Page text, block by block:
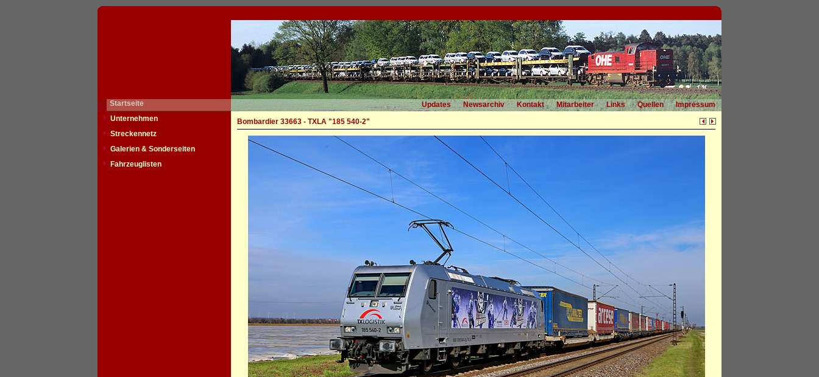
Startseite Updates Newsarchiv Kontakt Mitarbeiter Links Quellen
Impressum
Unternehmen
Streckennetz
Galerien & Sonderseiten
Fahrzeuglisten
Bombardier 33663 - TXLA "185 540-2"